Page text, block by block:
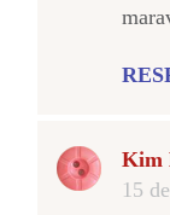
Kim
15